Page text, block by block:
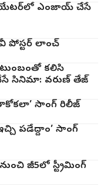
ఎంజాయ్ చేసే
పోస్టర్ లాంచ్
కలిసి
సినిమా: వరుణ్ తేజ్
సాంగ్ రిలీజ్
పడేద్దాం’ సాంగ్
నుంచి జీ5లో స్ట్రీమింగ్